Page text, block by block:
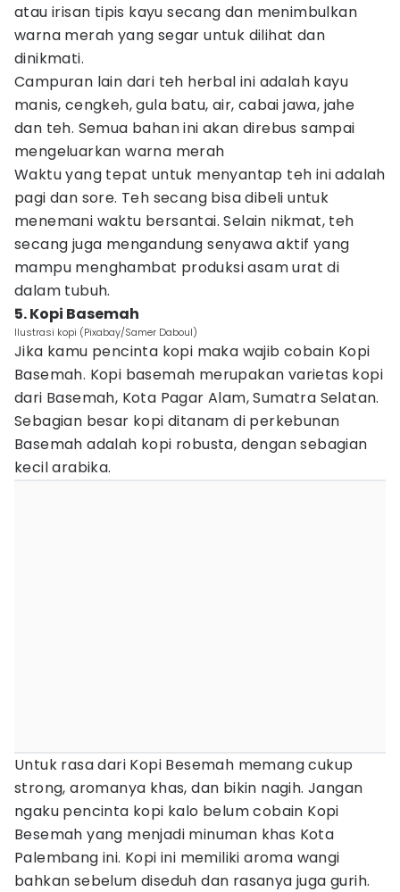
atau irisan tipis kayu secang dan menimbulkan
warna merah yang segar untuk dilihat dan
dinikmati.
Campuran lain dari teh herbal ini adalah kayu
manis, cengkeh, gula batu, air, cabai jawa, jahe
dan teh. Semua bahan ini akan direbus sampai
mengeluarkan warna merah
Waktu yang tepat untuk menyantap teh ini adalah
pagi dan sore. Teh secang bisa dibeli untuk
menemani waktu bersantai. Selain nikmat, teh
secang juga mengandung senyawa aktif yang
mampu menghambat produksi asam urat di
dalam tubuh.
5. Kopi Basemah
Ilustrasi kopi (Pixabay/Samer Daboul)
Jika kamu pencinta kopi maka wajib cobain Kopi
Basemah. Kopi basemah merupakan varietas kopi
dari Basemah, Kota Pagar Alam, Sumatra Selatan.
Sebagian besar kopi ditanam di perkebunan
Basemah adalah kopi robusta, dengan sebagian
kecil arabika.
Untuk rasa dari Kopi Besemah memang cukup
strong, aromanya khas, dan bikin nagih. Jangan
ngaku pencinta kopi kalo belum cobain Kopi
Besemah yang menjadi minuman khas Kota
Palembang ini. Kopi ini memiliki aroma wangi
bahkan sebelum diseduh dan rasanya juga gurih.